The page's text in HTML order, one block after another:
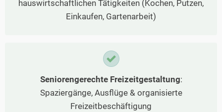
hauswirtschaftlichen Tätigkeiten (Kochen, Putzen,
Einkaufen, Gartenarbeit)
Seniorengerechte Freizeitgestaltung:
Spaziergänge, Ausflüge & organisierte
Freizeitbeschäftigung